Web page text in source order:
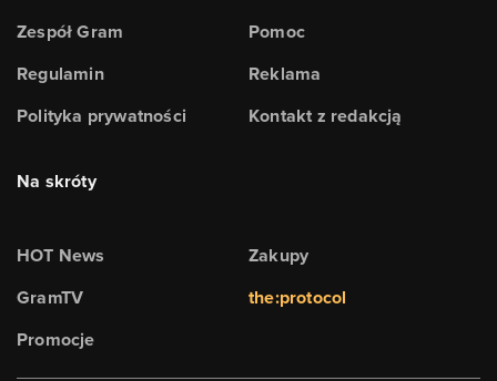
Zespół Gram
Regulamin
Polityka prywatności
Pomoc
Reklama
Kontakt z redakcją
Na skróty
HOT News
GramTV
Promocje
Zakupy
the:protocol